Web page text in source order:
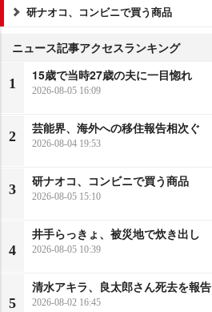
研ナオコ、コンビニで買う商品
ニュース記事アクセスランキング
1
15歳で当時27歳の夫に一目惚れ
2026-08-05 16:09
2
芸能界、海外への移住報告相次ぐ
2026-08-04 19:53
3
研ナオコ、コンビニで買う商品
2026-08-05 15:10
4
井手らっきょ、被災地で炊き出し
2026-08-05 10:39
5
清水アキラ、良太郎さん死去を報告
2026-08-02 16:45